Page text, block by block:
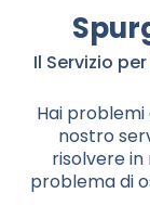
Il Servizio
Hai
nostro
risolvere
problema di